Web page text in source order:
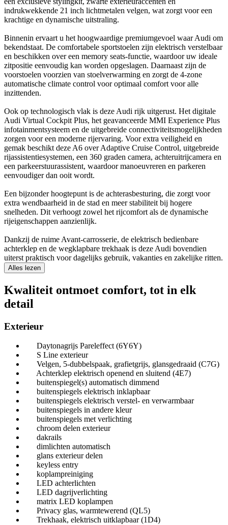
indrukwekkende 21 inch lichtmetalen velgen, wat zorgt voor een
krachtige en dynamische uitstraling.
Binnenin ervaart u het hoogwaardige premiumgevoel waar Audi om
bekendstaat. De comfortabele sportstoelen zijn elektrisch verstelbaar
en beschikken over een memory seats-functie, waardoor uw ideale
zitpositie eenvoudig kan worden opgeslagen. Daarnaast zijn de
voorstoelen voorzien van stoelverwarming en zorgt de 4-zone
automatische climate control voor optimaal comfort voor alle
inzittenden.
Ook op technologisch vlak is deze Audi rijk uitgerust. Het digitale
Audi Virtual Cockpit Plus, het geavanceerde MMI Experience Plus
infotainmentsysteem en de uitgebreide connectiviteitsmogelijkheden
zorgen voor een moderne rijervaring. Voor extra veiligheid en
gemak beschikt deze A6 over Adaptive Cruise Control, uitgebreide
rijassistentiesystemen, een 360 graden camera, achteruitrijcamera en
een parkeerstuurassistent, waardoor manoeuvreren en parkeren
eenvoudiger dan ooit wordt.
Een bijzonder hoogtepunt is de achterasbesturing, die zorgt voor
extra wendbaarheid in de stad en meer stabiliteit bij hogere
snelheden. Dit verhoogt zowel het rijcomfort als de dynamische
rijeigenschappen aanzienlijk.
Dankzij de ruime Avant-carrosserie, de elektrisch bedienbare
achterklep en de wegklapbare trekhaak is deze Audi bovendien
uiterst praktisch voor dagelijks gebruik, vakanties en zakelijke ritten.
Alles lezen
Kwaliteit ontmoet comfort, tot in elk
detail
Exterieur
Daytonagrijs Pareleffect (6Y6Y)
S Line exterieur
Velgen, 5-dubbelspaak, grafietgrijs, glansgedraaid (C7G)
Achterklep elektrisch openend en sluitend (4E7)
buitenspiegel(s) automatisch dimmend
buitenspiegels elektrisch inklapbaar
buitenspiegels elektrisch verstel- en verwarmbaar
buitenspiegels in andere kleur
buitenspiegels met verlichting
chroom delen exterieur
dakrails
dimlichten automatisch
glans exterieur delen
keyless entry
koplampreiniging
LED achterlichten
LED dagrijverlichting
matrix LED koplampen
Privacy glas, warmtewerend (QL5)
Trekhaak, elektrisch uitklapbaar (1D4)